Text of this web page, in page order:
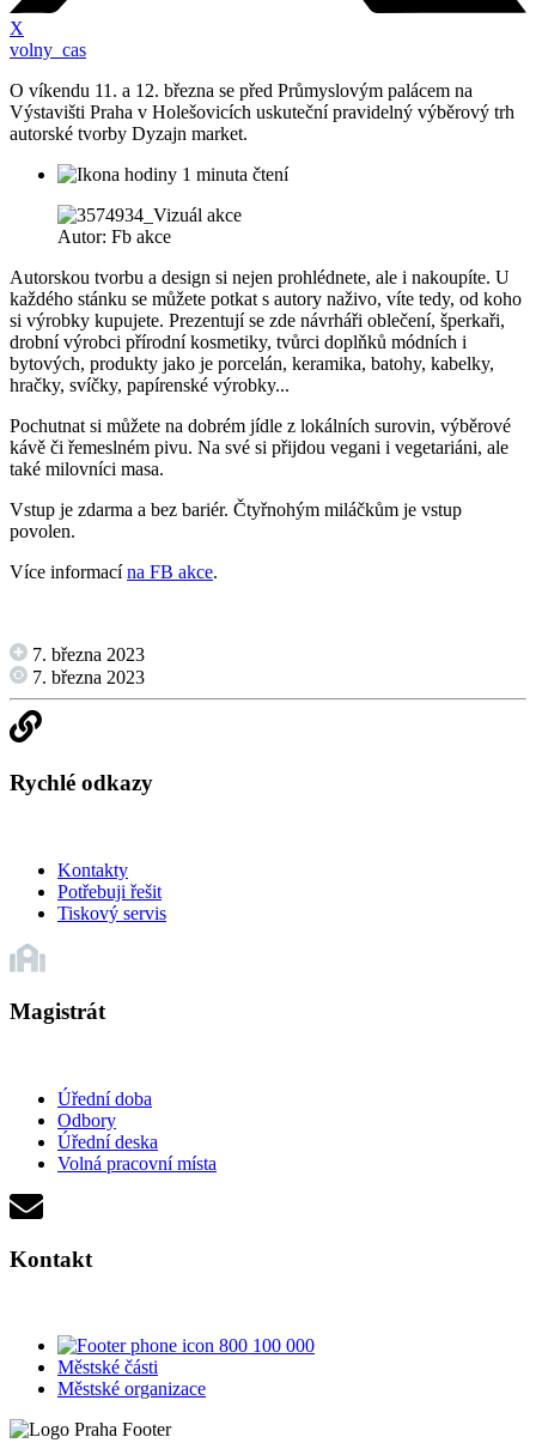
X
volny_cas
O víkendu 11. a 12. března se před Průmyslovým palácem na
Výstavišti Praha v Holešovicích uskuteční pravidelný výběrový trh
autorské tvorby Dyzajn market.
1 minuta čtení
Autor: Fb akce
Autorskou tvorbu a design si nejen prohlédnete, ale i nakoupíte. U
každého stánku se můžete potkat s autory naživo, víte tedy, od koho
si výrobky kupujete. Prezentují se zde návrháři oblečení, šperkaři,
drobní výrobci přírodní kosmetiky, tvůrci doplňků módních i
bytových, produkty jako je porcelán, keramika, batohy, kabelky,
hračky, svíčky, papírenské výrobky...
Pochutnat si můžete na dobrém jídle z lokálních surovin, výběrové
kávě či řemeslném pivu. Na své si přijdou vegani i vegetariáni, ale
také milovníci masa.
Vstup je zdarma a bez bariér. Čtyřnohým miláčkům je vstup
povolen.
Více informacína FB akce.
7. března 2023
7. března 2023
Rychlé odkazy
Kontakty
Potřebuji řešit
Tiskový servis
Magistrát
Úřední doba
Odbory
Úřední deska
Volná pracovní místa
Kontakt
800 100 000
Městské části
Městské organizace